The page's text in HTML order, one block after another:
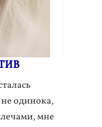
одинока,
мне